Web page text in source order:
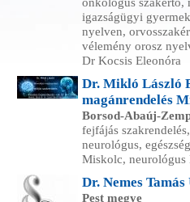
igazságügyi
nyelven,
vélemény orosz
Dr Kocsis Eleonóra
Dr. Mikló László
magánrendelés
Borsod-Abaúj-
fejfájás
neurológus,
Miskolc,
Dr. Nemes
Pest megye